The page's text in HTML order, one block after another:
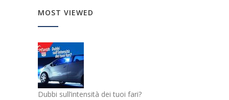
MOST VIEWED
Dubbi sull’intensità dei tuoi fari?